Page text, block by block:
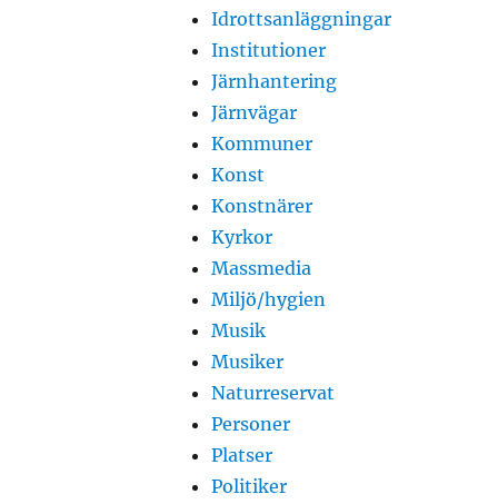
Idrottsanläggningar
Institutioner
Järnhantering
Järnvägar
Kommuner
Konst
Konstnärer
Kyrkor
Massmedia
Miljö/hygien
Musik
Musiker
Naturreservat
Personer
Platser
Politiker